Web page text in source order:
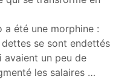
a été une morphine :
se sont endettés
avaient un peu de
les salaires …